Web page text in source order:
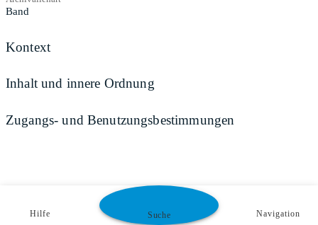
Band
Kontext
Inhalt und innere Ordnung
Zugangs- und Benutzungsbestimmungen
Hilfe Suche Navigation